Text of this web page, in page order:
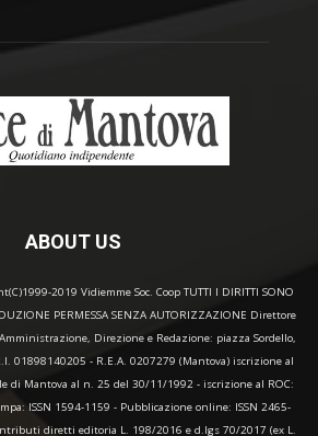
ABOUT US
2019 Vidiemme Soc. Coop TUTTI I DIRITTI SONO
PERMESSA SENZA AUTORIZZAZIONE Direttore
Direzione e Redazione: piazza Sordello,
01898140205 - R.E.A. 0207279 (Mantova) iscrizione al
di Mantova al n. 25 del 30/11/1992 - iscrizione al ROC:
ISSN 1594-1159 - Pubblicazione online: ISSN 2465-
diretti editoria L. 198/2016 e d.lgs 70/2017 (ex L.